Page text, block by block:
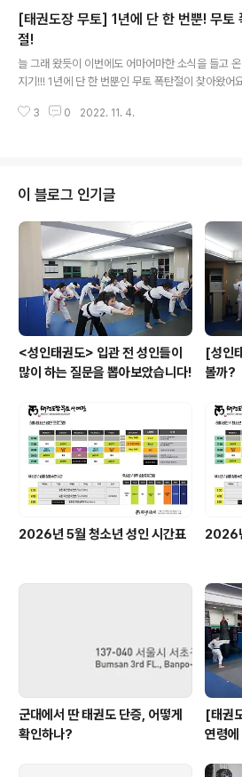
담문의는 서래관 1544-9196 / 서초관 1544-
부탁드려요~~~ 다 같이 혜택 한번 보시죠!!! 혜택 1.
이상 등록 시 40% 할인!!! 혜택 2. 12개월 장기 등록
인 락카 제공!!! 혜택 3. 12개월 장기 등록 시 수업 교
환권 제공!!! 그리고 태권도장 무토에서는 체험수업도
로 가능해요!!! 더 이상 고민하실 이유가 없..
[태권도장 무토] 1년에 단 한 번뿐! 무토
절!
늘 그래 왔듯이 이번에도 어마어마한 소식을 들고
지기!!! 1년에 단 한 번뿐인 무토 폭탄절이 찾아왔어
줍줍 하셨죠!!! 이번 온라인에서는 얼마나 많은 분들
드려요!!! 저도 참여해야겠어요!!! 많은 관심 부탁드려
3 0 2022. 11. 4.
이 블로그 인기글
<성인태권도> 입관 전 성인들이
많이 하는 질문을 뽑아보았습니다!
[성인
볼까?
2026년 5월 청소년 성인 시간표 2026
군대에서 딴 태권도 단증, 어떻게
확인하나?
[태권
연령